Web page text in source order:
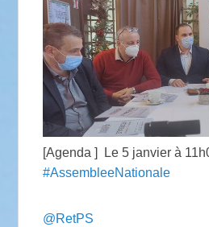
[Agenda] Le 5 janvier à
#AssembleeNationale
@RetPS